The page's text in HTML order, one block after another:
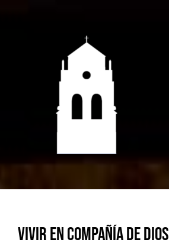
Vivir en compañía de Dios